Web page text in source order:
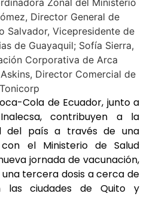
Cola de Ecuador, junto a
contribuyen a la
del país a través de una
el Ministerio de Salud
jornada de vacunación,
tercera dosis a cerca de
las ciudades de Quito y